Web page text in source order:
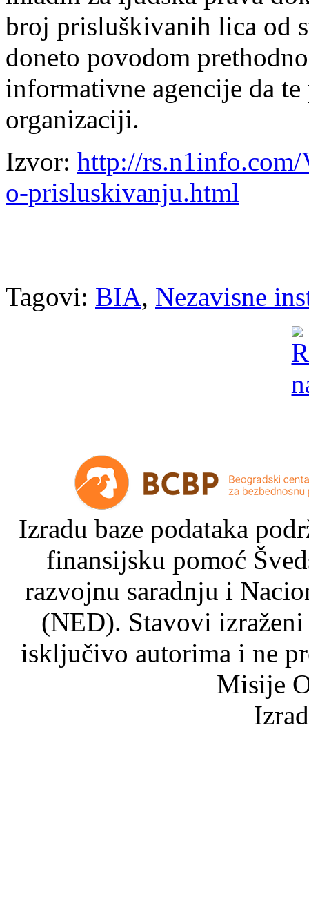
broj prisluškivanih lica od
doneto povodom
informativne agencije da
organizaciji.
Izvor: http://rs.n1info.com/
o-prisluskivanju.html
Tagovi: BIA, Nezavisne
Izradu baze podataka
finansijsku pomoć
razvojnu saradnju i
(NED). Stavovi
isključivo autorima i ne
Misije